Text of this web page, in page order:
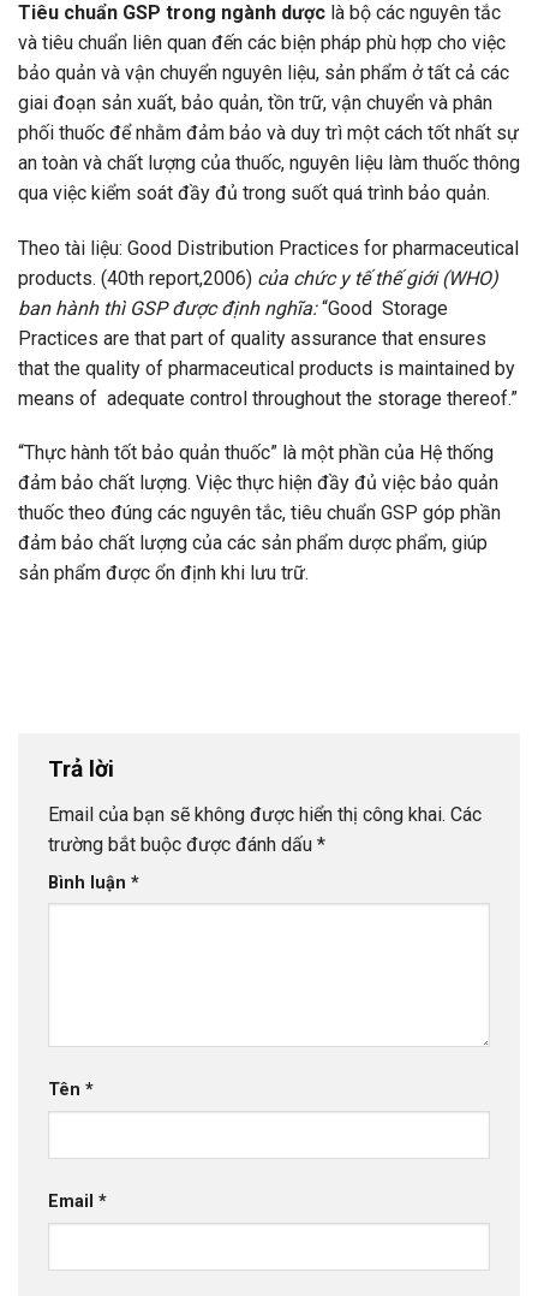
Tiêu chuẩn GSP trong ngành dược là bộ các nguyên tắc
và tiêu chuẩn liên quan đến các biện pháp phù hợp cho việc
bảo quản và vận chuyển nguyên liệu, sản phẩm ở tất cả các
giai đoạn sản xuất, bảo quản, tồn trữ, vận chuyển và phân
phối thuốc để nhằm đảm bảo và duy trì một cách tốt nhất sự
an toàn và chất lượng của thuốc, nguyên liệu làm thuốc thông
qua việc kiểm soát đầy đủ trong suốt quá trình bảo quản.
Theo tài liệu: Good Distribution Practices for pharmaceutical
products. (40th report,2006) của chức y tế thế giới (WHO)
ban hành thì GSP được định nghĩa:“Good Storage
Practices are that part of quality assurance that ensures
that the quality of pharmaceutical products is maintained by
means of adequate control throughout the storage thereof.”
“Thực hành tốt bảo quản thuốc” là một phần của Hệ thống
đảm bảo chất lượng. Việc thực hiện đầy đủ việc bảo quản
thuốc theo đúng các nguyên tắc, tiêu chuẩn GSP góp phần
đảm bảo chất lượng của các sản phẩm dược phẩm, giúp
sản phẩm được ổn định khi lưu trữ.
Trả lời
Email của bạn sẽ không được hiển thị công khai. Các
trường bắt buộc được đánh dấu *
Bình luận *
Tên *
Email *